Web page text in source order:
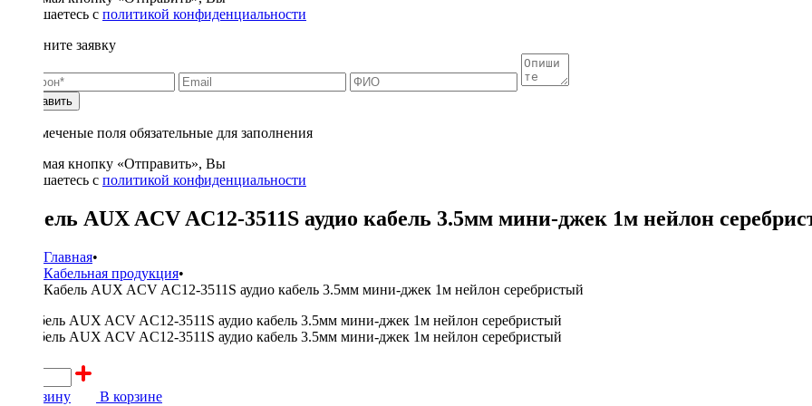
соглашаетесь с политикой конфиденциальности
Заполните заявку
Отправить
* - отмеченые поля обязательные для заполнения
Нажимая кнопку «Отправить», Вы
соглашаетесь с политикой конфиденциальности
Кабель AUX ACV AC12-3511S аудио кабель 3.5мм мини-джек 1м нейлон
Главная•
Кабельная продукция•
Кабель AUX ACV AC12-3511S аудио кабель 3.5мм мини-джек 1м нейлон серебристый
В корзину
В корзине